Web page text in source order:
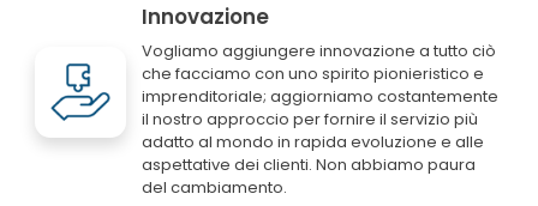
Innovazione
Vogliamo aggiungere innovazione a tutto ciò
che facciamo con uno spirito pionieristico e
imprenditoriale; aggiorniamo costantemente
il nostro approccio per fornire il servizio più
adatto al mondo in rapida evoluzione e alle
aspettative dei clienti. Non abbiamo paura
del cambiamento.